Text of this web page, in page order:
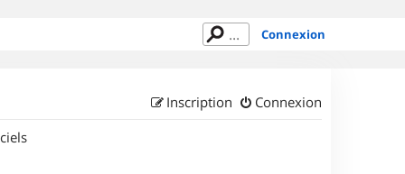
Connexion
Connexion
Inscription